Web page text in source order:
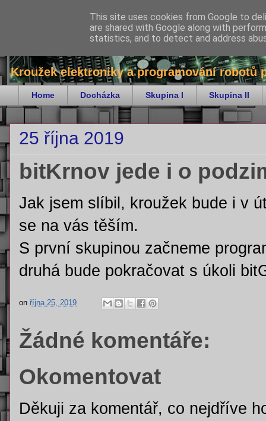
bitKrnov - robotika
Kroužek elektroniky a programování robotů
Home Docházka Skupina I Skupina II
25 října 2019
bitKrnov jede i o
Jak jsem slíbil, kroužek bude i v
se na vás těším.
S první skupinou začneme
druhá bude pokračovat s úkoli
on října 25, 2019
Žádné komentáře:
Okomentovat
Děkuji za komentář, co nejdříve
This site uses cookies from Google to
are shared with Google along with
statistics, and to detect and address